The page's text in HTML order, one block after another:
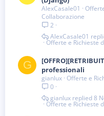
AlexCasale01
Collaborazione
2
Offerte e Richieste
AlexCasale01
G
professionali
gianlux Offerte e
0
Offerte e Richieste
8
gianlux